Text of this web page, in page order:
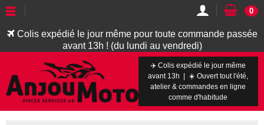
Colis expédié le jour même pour toute commande passée
avant 13h ! (du lundi au vendredi)
0
✈️ Colis expédié le jour même
avant 13h | ☀️ Ouvert tout l'été,
atelier & commandes en ligne
comme d'habitude